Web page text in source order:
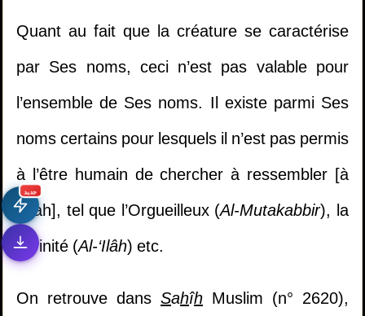
جديد
Quant au fait que la créature se caractérise
par Ses noms, ceci n’est pas valable pour
l’ensemble de Ses noms. Il existe parmi Ses
noms certains pour lesquels il n’est pas permis
à l’être humain de chercher à ressembler [à
Allah], tel que l’Orgueilleux (Al-Mutakabbir), la
Divinité (Al-‘Ilâh) etc.
On retrouve dans Sahîh Muslim (n° 2620),